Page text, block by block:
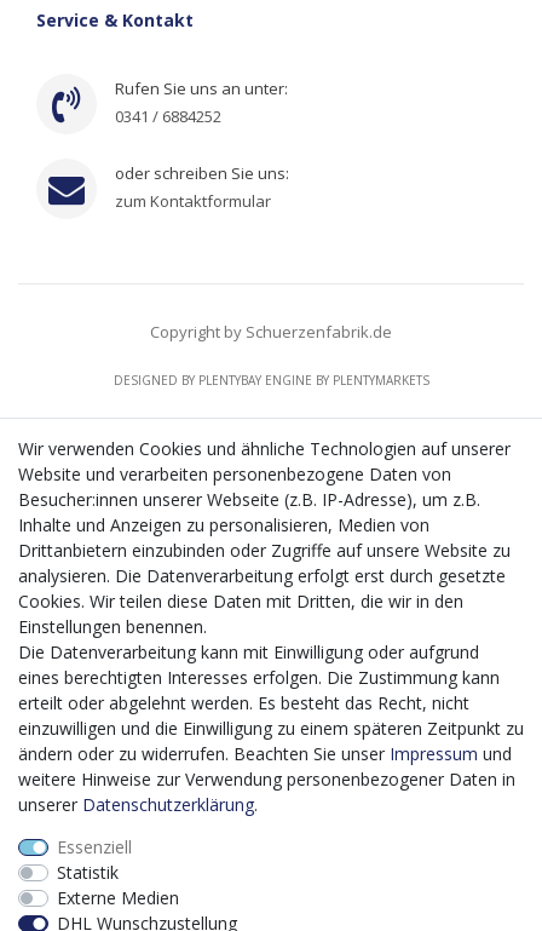
Service & Kontakt
Rufen Sie uns an unter:
0341 / 6884252
oder schreiben Sie uns:
zum Kontaktformular
Copyright by Schuerzenfabrik.de
DESIGNED BY PLENTYBAYENGINE BY PLENTYMARKETS
CMS-Softwaresystems zur digitalen Optimierung
von Geschäftsprozessen
Mit dem vorgenannten Projekt, welches im Zeitraum vom
20.12.2023 bis zum 29.02.2024 im Rahmen des
Förderprogrammes Digitalisierung Zuschuss EFRE 2021
bis 2027 umgesetzt wird, möchten wir in die Anschaffung
eines Content-Management-Systems (CMS-
Softwaresystem) investieren, um unseren Online-Shop
künftig selbst verwalten zu können. Diese Software dient
der effizienteren gemeinschaftlichen Erstellung,
Bearbeitung, Organisation und Darstellung digitaler
Inhalte (Content) in unserem Unternehmen. Dies ist
insbesondere für den Vertrieb von Bedeutung. Bisher
Software digitalisiert werden was zu einer enormen
Zeitersparnis führt.
Dieses Vorhaben wird kofinanziert von der Europäischen
Wir verwenden Cookies und ähnliche Technologien auf unserer
Website und verarbeiten personenbezogene Daten von
Besucher:innen unserer Webseite (z.B. IP-Adresse), um z.B.
Inhalte und Anzeigen zu personalisieren, Medien von
Drittanbietern einzubinden oder Zugriffe auf unsere Website zu
analysieren. Die Datenverarbeitung erfolgt erst durch gesetzte
Cookies. Wir teilen diese Daten mit Dritten, die wir in den
Einstellungen benennen.
Die Datenverarbeitung kann mit Einwilligung oder aufgrund
eines berechtigten Interesses erfolgen. Die Zustimmung kann
erteilt oder abgelehnt werden. Es besteht das Recht, nicht
einzuwilligen und die Einwilligung zu einem späteren Zeitpunkt zu
ändern oder zu widerrufen. Beachten Sie unser Impressum und
weitere Hinweise zur Verwendung personenbezogener Daten in
unserer Daten­schutz­erklärung.
Essenziell
Statistik
Externe Medien
DHL Wunschzustellung